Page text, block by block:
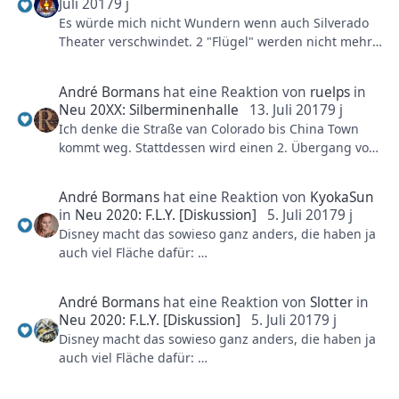
Einen Platz wo eine Warteschlange hin und her geht
um so viel möchlich Personen auf engsten Raum zu
Juli 20179 j
Es würde mich nicht Wundern wenn auch Silverado
Theater verschwindet. 2 "Flügel" werden nicht mehr
besser und man könnte vielleicht dort noch was
kleines hin stellen.
André Bormans hat eine Reaktion von ruelps in
Neu 20XX: Silberminenhalle
13. Juli 20179 j
Ich denke die Straße van Colorado bis China Town
kommt weg. Stattdessen wird einen 2. Übergang von
andere Straße lauft. Dazu wird dann auch die Straße
am Colorado-Eingang entlang mehr benutzt.
Die alte Silberminen-Halle und die Halle von der
werden. Es ensteht dan eine grosse Halle wo
bestimmt etwas Schönes rein passen wird, auch
wenn man nicht der unterirdischer Teil benutzen
möchte (aber ich hoffe man Benutzt es trotzdem).
André Bormans hat eine Reaktion von KyokaSun
in Neu 2020: F.L.Y. [Diskussion] 5. Juli 20179 j
Disney macht das sowieso ganz anders, die haben ja
auch viel Fläche dafür:
Bahnen, wenn nicht ganz)
Ausgestreckte kurven die sich (fast) nie kreuzen:
Outdoor (wenn es schon mal 'ne Kreuzung gibt, ist es
eine Brücke).
André Bormans hat eine Reaktion vonSlotter in
Neu 2020: F.L.Y. [Diskussion]
5. Juli 20179 j
Disney macht das sowieso ganz anders, die haben ja
auch viel Fläche dafür: